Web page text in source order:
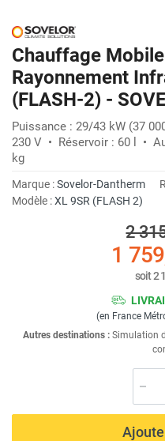
Chauffage
Rayonnement
(FLASH-2) -
Puissance : 29/43 kW (37
230 V • Réservoir : 60 l •
kg
Marque :Sovelor-Dantherm
Modèle :XL 9SR (FLASH 2)
2
1
soit2
(en France
Autres destinations : Simulation